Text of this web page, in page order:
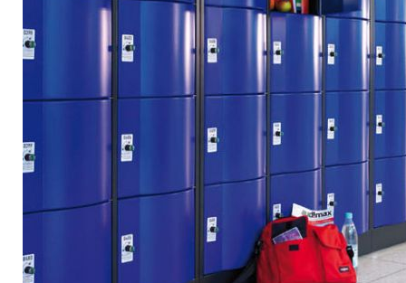
+32 (0)2 373 87 68
casiers@apeee-bxl1-services.be
BE52 3101 4777 1809
Coordination & Direction
+32 (0)2 375 94 84
coordination@apeee-bxl1-services.be